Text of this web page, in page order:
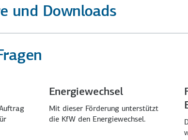
und Downloads
Energiewechsel
Mit dieser Förderung unterstützt
die KfW den Energiewechsel.